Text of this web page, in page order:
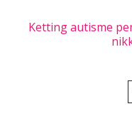
Ketting autisme